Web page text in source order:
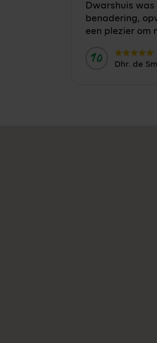
Dwarshuis
benadering,
een plezier om
10 Door:
Dhr. de